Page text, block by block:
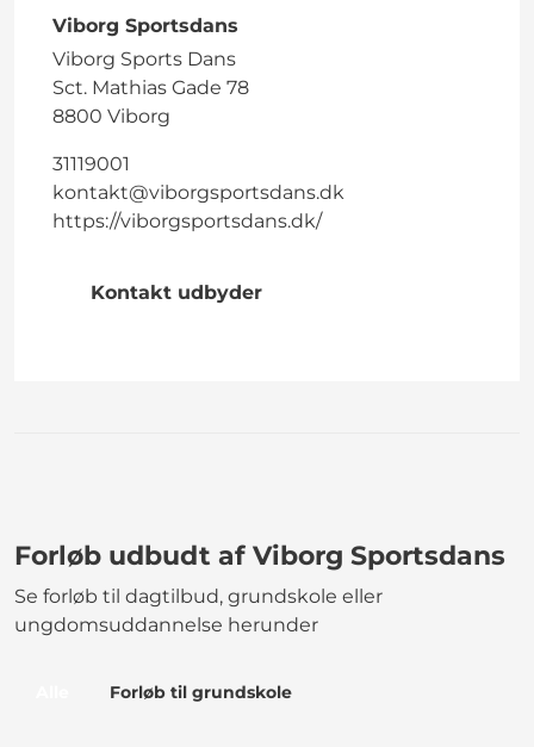
Viborg Sportsdans
Viborg Sports Dans
Sct. Mathias Gade 78
8800 Viborg
31119001
kontakt@viborgsportsdans.dk
https://viborgsportsdans.dk/
Kontakt udbyder
Forløb udbudt af Viborg Sportsdans
Se forløb til dagtilbud, grundskole eller
ungdomsuddannelse herunder
Forløb til grundskole